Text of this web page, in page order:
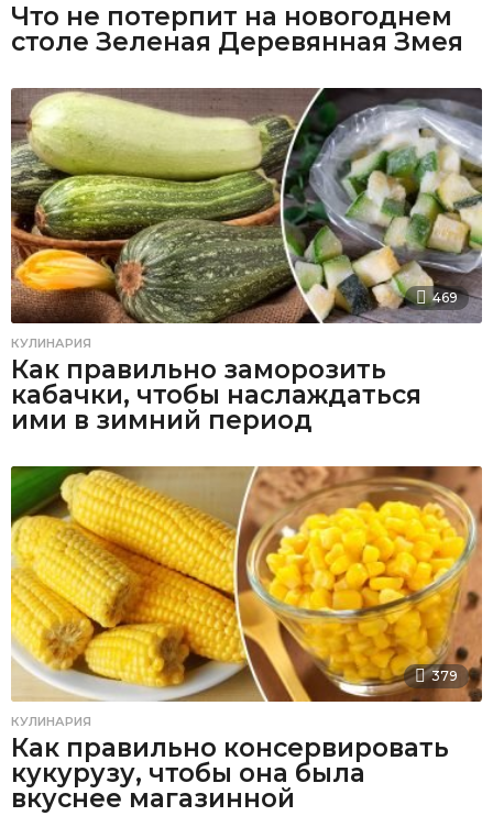
Что не потерпит на новогоднем
столе Зеленая Деревянная Змея
469
КУЛИНАРИЯ
Как правильно заморозить
кабачки, чтобы наслаждаться
ими в зимний период
379
КУЛИНАРИЯ
Как правильно консервировать
кукурузу, чтобы она была
вкуснее магазинной